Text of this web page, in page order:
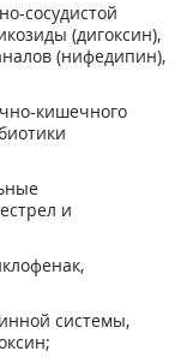
сосудистой
(дигоксин),
(нифедипин),
кишечного
и
системы,